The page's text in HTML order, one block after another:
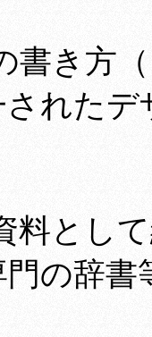
き方
れた
とし
の辞書